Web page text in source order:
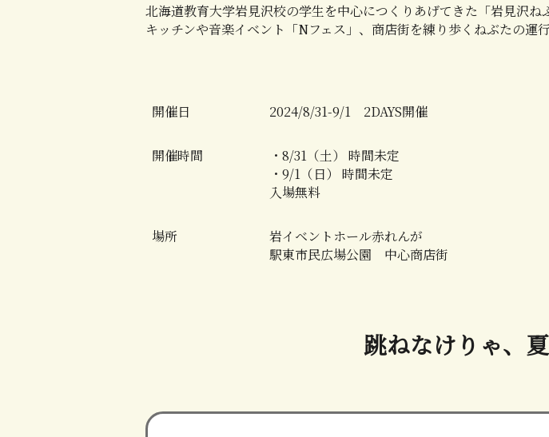
北海道教育大学岩見沢校の学生を中心につくりあげてきた「岩見沢
キッチンや音楽イベント「Nフェス」、商店街を練り歩くねぶたの運
開催日 2024/8/31-9/1 2DAYS開催
開催時間
・8/31（土） 時間未定
・9/1（日） 時間未定
入場無料
場所
岩イベントホール赤れんが
駅東市民広場公園 中心商店街
跳ねなけりゃ、